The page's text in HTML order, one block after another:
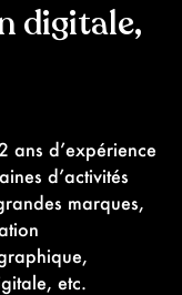
digitale,
ans d’expérience
d’activités
marques,
etc.